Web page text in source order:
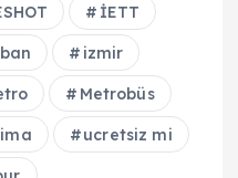
İETT
izmir
Metrobüs
ucretsiz mi